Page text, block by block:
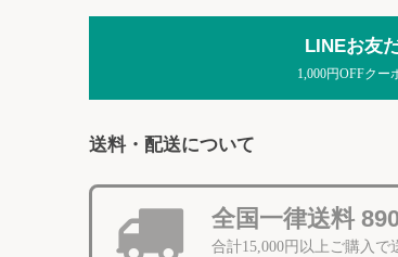
LINEお友
1,000円OFFクー
送料・配送について
全国一律送料
合計15,000円以上ご購入で